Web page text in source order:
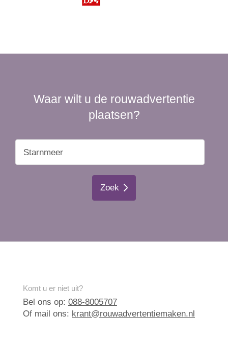
Waar wilt u de rouwadvertentie
plaatsen?
Zoek
Komt u er niet uit?
Bel ons op: 088-8005707
Of mail ons: krant@rouwadvertentiemaken.nl